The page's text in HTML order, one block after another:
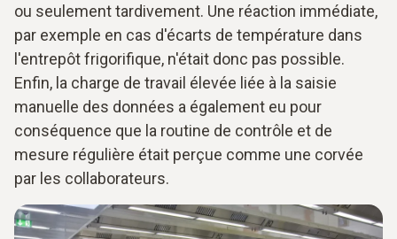
ou seulement tardivement. Une réaction immédiate,
par exemple en cas d'écarts de température dans
l'entrepôt frigorifique, n'était donc pas possible.
Enfin, la charge de travail élevée liée à la saisie
manuelle des données a également eu pour
conséquence que la routine de contrôle et de
mesure régulière était perçue comme une corvée
par les collaborateurs.